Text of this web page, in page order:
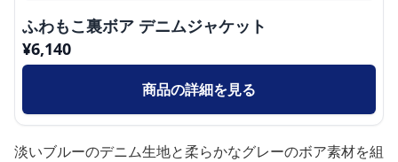
ふわもこ裏ボア デニムジャケット
¥6,140
商品の詳細を見る
淡いブルーのデニム生地と柔らかなグレーのボア素材を組